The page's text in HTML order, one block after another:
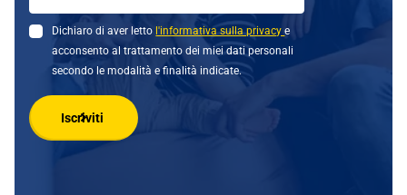
Dichiaro di aver letto l'informativa sulla privacye
acconsento al trattamento dei miei dati personali
secondo le modalità e finalità indicate.
Iscriviti